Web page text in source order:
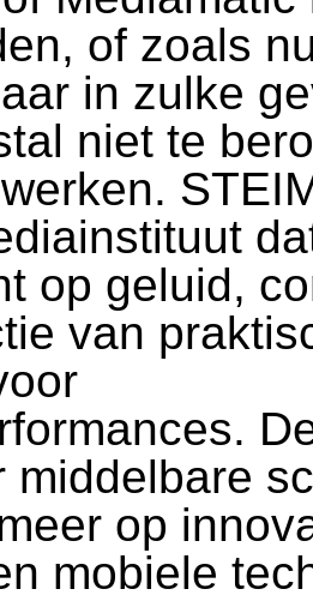
of zoals
in zulke
niet te
op geluid,
van
middelbare
op
mobiele